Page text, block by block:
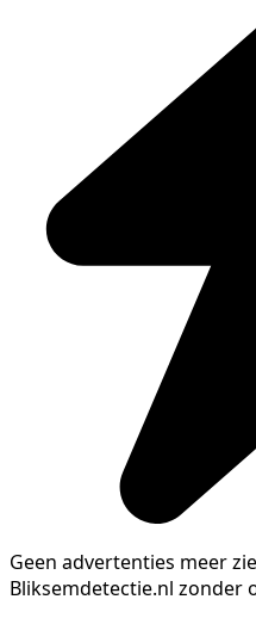
Geen advertenties meer
Bliksemdetectie.nl zonder